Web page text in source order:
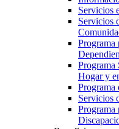
Servicios
Servicios
Programa
Hogar y
Servicios
Programa